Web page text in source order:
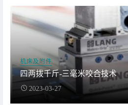
机床及附件
四两拨千斤-三毫米咬合技术
2023-03-27